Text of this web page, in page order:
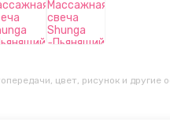
цвет, рисунок и другие